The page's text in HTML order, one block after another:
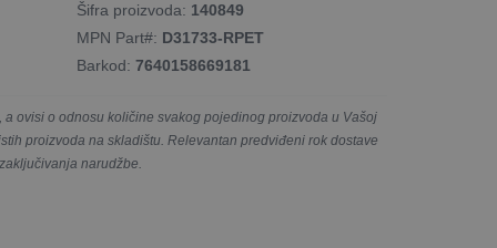
Šifra proizvoda: 140849
MPN Part#: D31733-RPET
Barkod: 7640158669181
ovisi o odnosu količine svakog pojedinog proizvoda u Vašoj
proizvoda na skladištu. Relevantan predviđeni rok dostave
narudžbe.